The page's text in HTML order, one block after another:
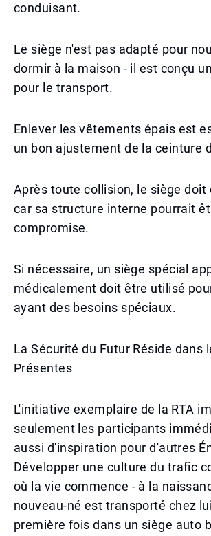
conduisant.
Le siège n'est pas adapté pour
dormir à la maison - il est conçu
pour le transport.
Enlever les vêtements épais est
un bon ajustement de la ceinture
Après toute collision, le siège doit
car sa structure interne pourrait
compromise.
Si nécessaire, un siège spécial
médicalement doit être utilisé
ayant des besoins spéciaux.
La Sécurité du Futur Réside dans
Présentes
L'initiative exemplaire de la RTA
seulement les participants
aussi d'inspiration pour d'autres
Développer une culture du trafic
où la vie commence - à la
nouveau-né est transporté chez
première fois dans un siège auto